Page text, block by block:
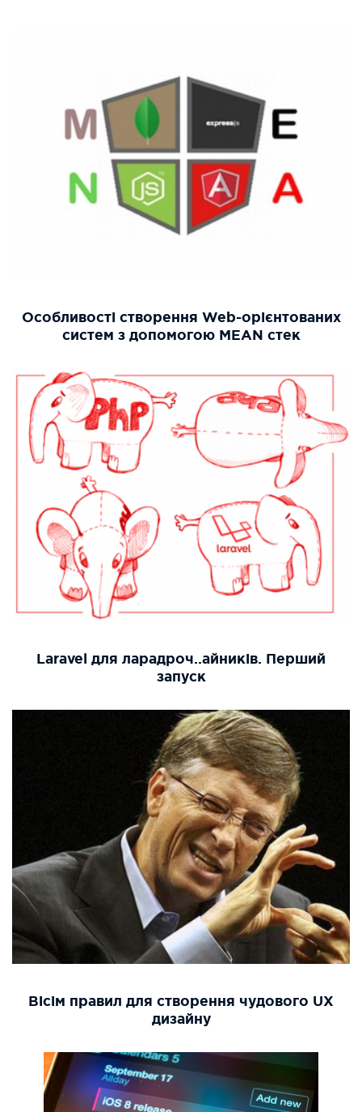
Особливості створення Web-орієнтованих
систем з допомогою MEAN стек
Laravel для ларадроч..айників. Перший
запуск
Вісім правил для створення чудового UX
дизайну